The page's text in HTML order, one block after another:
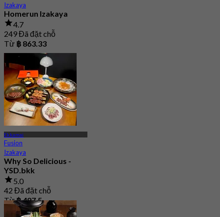
Izakaya
Homerun Izakaya
4.7
249 Đã đặt chỗ
Từ ฿ 863.33
Ekkamai
Fusion
Izakaya
Why So Delicious -
YSD.bkk
5.0
42 Đã đặt chỗ
Từ฿ 497.5